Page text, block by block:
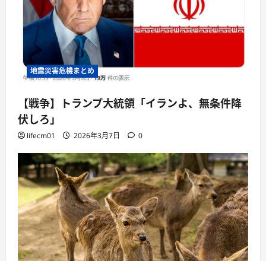
地震災害危機まとめ
【戦争】トランプ大統領「イランよ、無条件降
伏しろ」
lifecm01 2026年3月7日 0